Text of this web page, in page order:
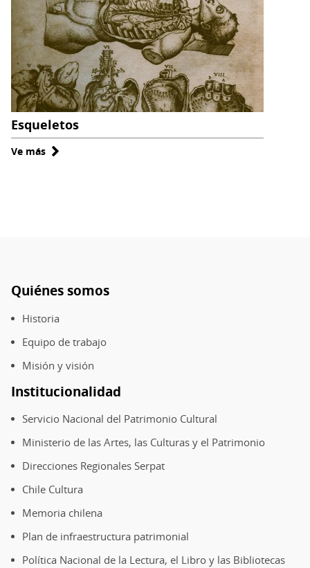
Esqueletos
Ve más sobre
Pie
de
página
Quiénes somos
Historia
Equipo de trabajo
Misión y visión
Institucionalidad
Servicio Nacional del Patrimonio Cultural
Ministerio de las Artes, las Culturas y el Patrimonio
Direcciones Regionales Serpat
Chile Cultura
Memoria chilena
Plan de infraestructura patrimonial
Política Nacional de la Lectura, el Libro y las Bibliotecas